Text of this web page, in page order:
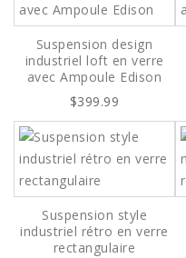
Suspension design
industriel loft en verre
avec Ampoule Edison
$399.99
Suspension style
industriel rétro en verre
rectangulaire